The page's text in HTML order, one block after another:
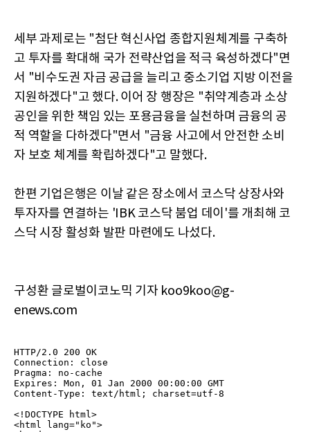
세부 과제로는 "첨단 혁신사업 종합지원체계를 구축하
고 투자를 확대해 국가 전략산업을 적극 육성하겠다"면
서 "비수도권 자금 공급을 늘리고 중소기업 지방 이전을
지원하겠다"고 했다. 이어 장 행장은 "취약계층과 소상
공인을 위한 책임 있는 포용금융을 실천하며 금융의 공
적 역할을 다하겠다"면서 "금융 사고에서 안전한 소비
자 보호 체계를 확립하겠다"고 말했다.
한편 기업은행은 이날 같은 장소에서 코스닥 상장사와
투자자를 연결하는 'IBK 코스닥 붐업 데이'를 개최해 코
스닥 시장 활성화 발판 마련에도 나섰다.
구성환 글로벌이코노믹 기자 koo9koo@g-
enews.com